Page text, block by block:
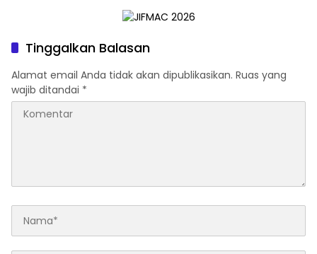
Tinggalkan Balasan
Alamat email Anda tidak akan dipublikasikan. Ruas yang
wajib ditandai *